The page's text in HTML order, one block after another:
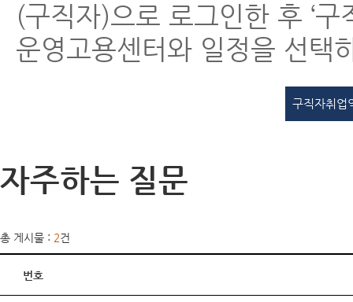
(구직자)으로 로그인한 후 ‘
운영고용센터와 일정을 선택
구직자취업
자주하는 질문
총 게시물 : 2건
번호